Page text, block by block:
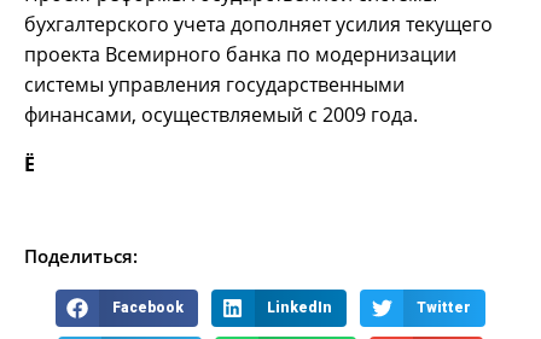
бухгалтерского учета дополняет усилия текущего
проекта Всемирного банка по модернизации
системы управления государственными
финансами, осуществляемый с 2009 года.
Ё
Поделиться:
Facebook LinkedIn Twitter